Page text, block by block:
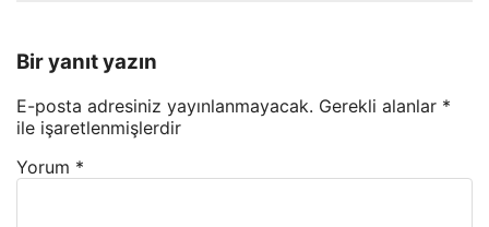
Bir yanıt yazın
E-posta adresiniz yayınlanmayacak. Gerekli alanlar *
ile işaretlenmişlerdir
Yorum *